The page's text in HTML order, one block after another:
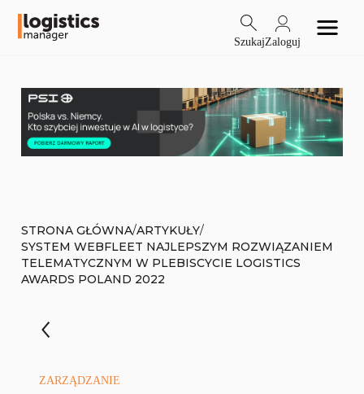
SzukajZaloguj
STRONA GŁÓWNA/ARTYKUŁY/
SYSTEM WEBFLEET NAJLEPSZYM ROZWIĄZANIEM
TELEMATYCZNYM W PLEBISCYCIE LOGISTICS
AWARDS POLAND 2022
ZARZĄDZANIE